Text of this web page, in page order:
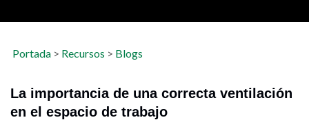
Portada> Recursos > Blogs
La importancia de una correcta ventilación
en el espacio de trabajo